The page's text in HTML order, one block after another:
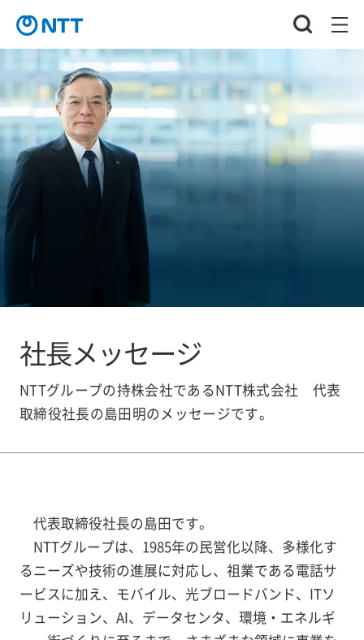
社長メッセージ
NTTグループの持株会社であるNTT株式会社 代表
取締役社長の島田明のメッセージです。
代表取締役社長の島田です。
NTTグループは、1985年の民営化以降、多様化す
るニーズや技術の進展に対応し、祖業である電話サ
ービスに加え、モバイル、光ブロードバンド、ITソ
リューション、AI、データセンタ、環境・エネルギ